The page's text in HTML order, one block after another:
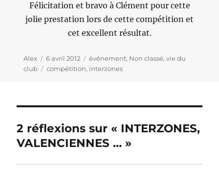
Félicitation et bravo à Clément pour cette
jolie prestation lors de cette compétition et
cet excellent résultat.
Auteur
Alex
Publié
le
6 avril 2012 Catégories
événement, Non classé, vie du
club
Étiquettes
compétition, interzones
2 réflexions sur « INTERZONES,
VALENCIENNES … »